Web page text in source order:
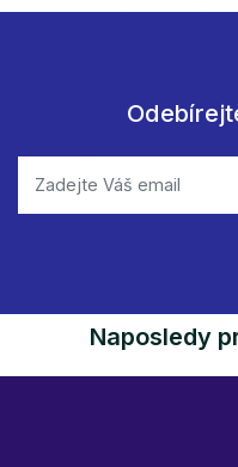
Naposledy